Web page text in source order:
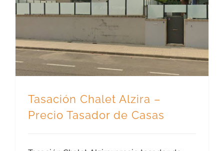
Tasación Chalet Alzira –
Precio Tasador de Casas